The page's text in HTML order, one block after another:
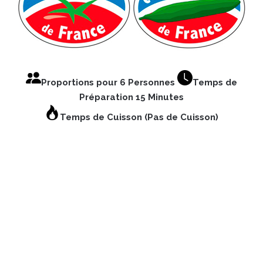
Proportions pour 6 Personnes
Temps de
Préparation 15 Minutes
Temps de Cuisson (Pas de Cuisson)